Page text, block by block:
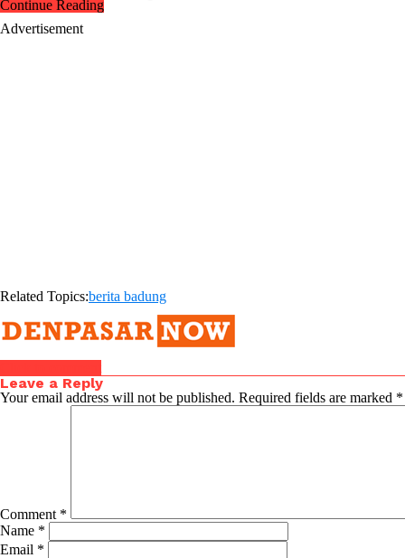
Continue Reading
Advertisement
Related Topics:berita badung
Leave a Reply
Your email address will not be published. Required fields are marked *
Comment *
Name *
Email *